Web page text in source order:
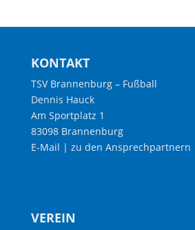
KONTAKT
TSV Brannenburg – Fußball
Dennis Hauck
Am Sportplatz 1
83098 Brannenburg
E-Mail | zu den Ansprechpartnern
VEREIN